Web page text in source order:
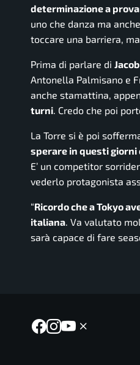
determinazione a
uno che danza ma
toccare una barriera,
Prima di parlare di
Antonella Palmisano e
anche stamattina,
turni. Credo che poi
La Torre si è poi
sperare in questi
E’ un competitor
vederlo protagonista
“Ricordo che a Tokyo
italiana. Va valutato
sarà capace di fare